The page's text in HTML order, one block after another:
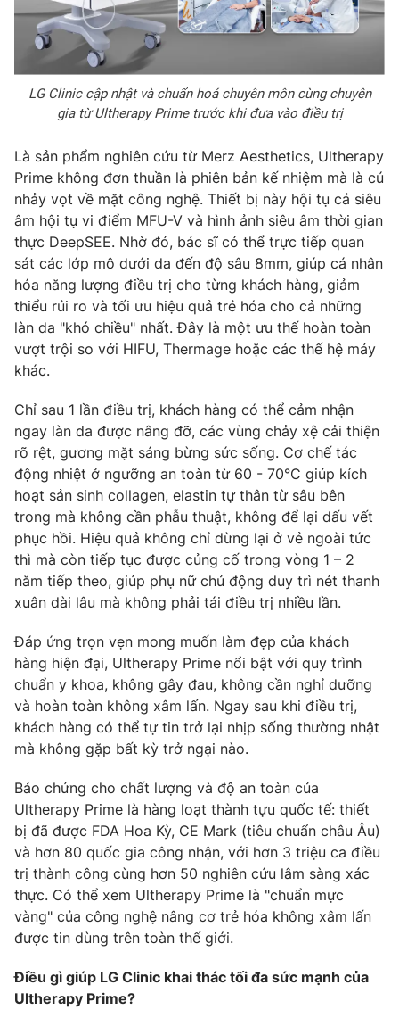
Cơ quan chủ quản:
Đài Truyền hình Việt Nam
Cơ quan báo chí:Thời báo VTV
Giấy phép hoạt động báo in và báo điện tử số 483/GP-BTTTT
cấp ngày 29/12/2023
Phó Tổng Biên tập:Nguyễn Thị Mỹ Hạnh, Phạm Quốc Thắng,
Nguyễn Trọng Ninh
Tổng đài VTV: 024.38 355 931 - 024.38 355 932
Ðiện thoại Thời báo VTV:024.66 897 897
Email:
toasoan@vtv.vn
Liên hệ quảng cáo:024-7300.7108
® Cấm sao chép dưới mọi hình thức nếu không có sự chấp
thuận bằng văn bản. Ghi rõ nguồn VTV.vn khi phát hành lại
thông tin từ website này.
LG Clinic cập nhật và chuẩn hoá chuyên môn cùng chuyên
gia từ Ultherapy Prime trước khi đưa vào điều trị
Là sản phẩm nghiên cứu từ Merz Aesthetics, Ultherapy
Prime không đơn thuần là phiên bản kế nhiệm mà là cú
nhảy vọt về mặt công nghệ. Thiết bị này hội tụ cả siêu
âm hội tụ vi điểm MFU-V và hình ảnh siêu âm thời gian
thực DeepSEE. Nhờ đó, bác sĩ có thể trực tiếp quan
sát các lớp mô dưới da đến độ sâu 8mm, giúp cá nhân
hóa năng lượng điều trị cho từng khách hàng, giảm
thiểu rủi ro và tối ưu hiệu quả trẻ hóa cho cả những
làn da "khó chiều" nhất. Đây là một ưu thế hoàn toàn
vượt trội so với HIFU, Thermage hoặc các thế hệ máy
khác.
Chỉ sau 1 lần điều trị, khách hàng có thể cảm nhận
ngay làn da được nâng đỡ, các vùng chảy xệ cải thiện
rõ rệt, gương mặt sáng bừng sức sống. Cơ chế tác
động nhiệt ở ngưỡng an toàn từ 60 - 70°C giúp kích
hoạt sản sinh collagen, elastin tự thân từ sâu bên
trong mà không cần phẫu thuật, không để lại dấu vết
phục hồi. Hiệu quả không chỉ dừng lại ở vẻ ngoài tức
thì mà còn tiếp tục được củng cố trong vòng 1 – 2
năm tiếp theo, giúp phụ nữ chủ động duy trì nét thanh
xuân dài lâu mà không phải tái điều trị nhiều lần.
Đáp ứng trọn vẹn mong muốn làm đẹp của khách
hàng hiện đại, Ultherapy Prime nổi bật với quy trình
chuẩn y khoa, không gây đau, không cần nghỉ dưỡng
và hoàn toàn không xâm lấn. Ngay sau khi điều trị,
khách hàng có thể tự tin trở lại nhịp sống thường nhật
mà không gặp bất kỳ trở ngại nào.
Bảo chứng cho chất lượng và độ an toàn của
Ultherapy Prime là hàng loạt thành tựu quốc tế: thiết
bị đã được FDA Hoa Kỳ, CE Mark (tiêu chuẩn châu Âu)
và hơn 80 quốc gia công nhận, với hơn 3 triệu ca điều
trị thành công cùng hơn 50 nghiên cứu lâm sàng xác
thực. Có thể xem Ultherapy Prime là "chuẩn mực
vàng" của công nghệ nâng cơ trẻ hóa không xâm lấn
được tin dùng trên toàn thế giới.
Điều gì giúp LG Clinic khai thác tối đa sức mạnh của
Ultherapy Prime?